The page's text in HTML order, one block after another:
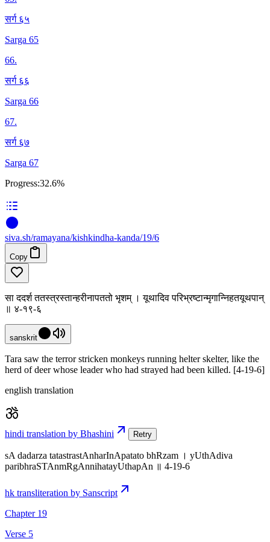
सर्ग ६५
Sarga 65
66.
सर्ग ६६
Sarga 66
67.
सर्ग ६७
Sarga 67
Progress:32.6%
siva.sh/ramayana/kishkindha-kanda/19/6
Copy
सा ददर्श ततस्त्रस्तान्हरीनापततो भृशम् । यूथादिव परिभ्रष्टान्मृगान्निहतयूथपान्
॥ ४-१९-६
sanskrit
Tara saw the terror stricken monkeys running helter skelter, like the
herd of deer whose leader who had strayed had been killed. [4-19-6]
english translation
hindi translation by Bhashini Retry
sA dadarza tatastrastAnharInApatato bhRzam । yUthAdiva
paribhraSTAnmRgAnnihatayUthapAn ॥ 4-19-6
hk transliteration by Sanscript
Chapter 19
Verse 5